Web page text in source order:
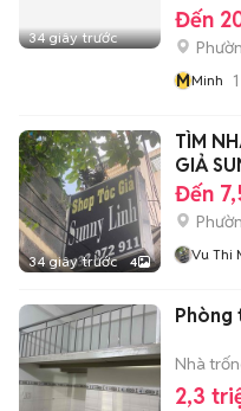
34 giây trước
Đến
MMinh 1
34 giây trước 4
TÌM
GIẢ
Đến
Vu Thi
Phòng
Nhà
2,3